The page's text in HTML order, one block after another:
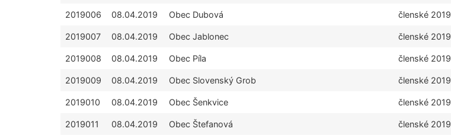
2019006 08.04.2019 Obec Dubová členské 2019
2019007 08.04.2019 Obec Jablonec členské 2019
2019008 08.04.2019 Obec Píla členské 2019
2019009 08.04.2019 Obec Slovenský Grob členské 2019
2019010 08.04.2019 Obec Šenkvice členské 2019
2019011 08.04.2019 Obec Štefanová členské 2019